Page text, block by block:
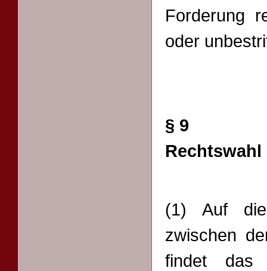
Forderung
oder
§ 9
(1) Auf die
zwischen
findet das